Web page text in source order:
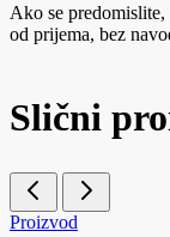
Ako se
od prijema, bez
Slični
Proizvod